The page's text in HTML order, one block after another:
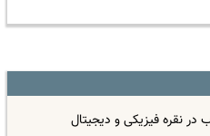
در نقره فیزیکی و دیجیتال